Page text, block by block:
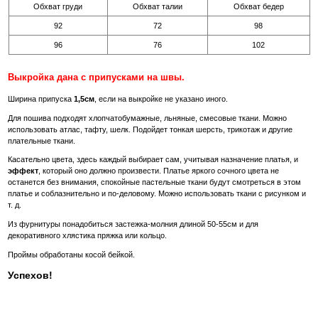
Обхват груди Обхват талии Обхват бедер
92 72 98
96 76 102
Выкройка дана с припусками на швы.
Ширина припуска1,5см , если на выкройке не указано иного.
Для пошива подходят хлопчатобумажные, льняные, смесовые ткани. Можно
использовать атлас, тафту, шелк. Подойдет тонкая шерсть, трикотаж и другие
плательные ткани.
Касательно цвета, здесь каждый выбирает сам, учитывая назначение платья, и
эффект, который оно должно произвести. Платье яркого сочного цвета не
останется без внимания, спокойные пастельные ткани будут смотреться в этом
платье и соблазнительно и по-деловому. Можно использовать ткани с рисунком и
т. д.
Из фурнитуры понадобиться застежка-молния длиной 50-55см и для
декоративного хлястика пряжка или кольцо.
Проймы обработаны косой бейкой.
Успехов!